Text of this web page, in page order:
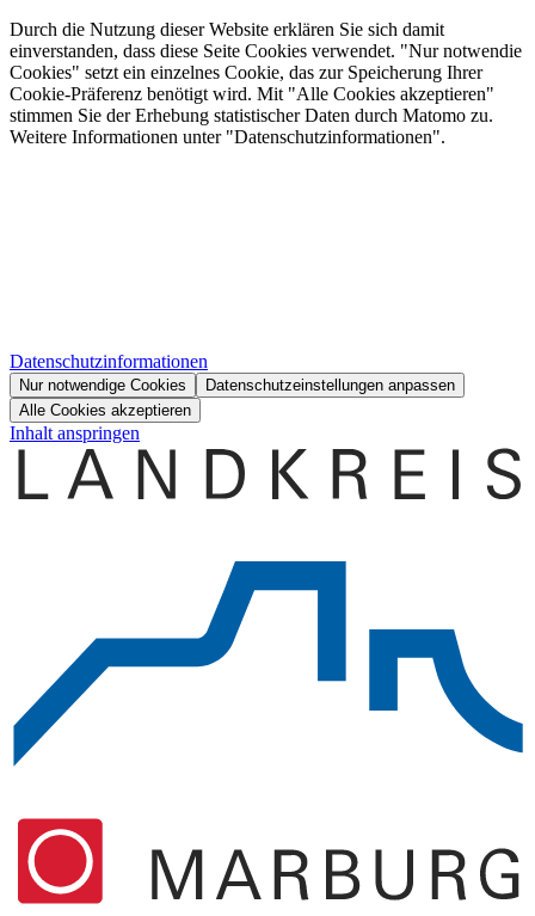
Durch die Nutzung dieser Website erklären Sie sich damit
einverstanden, dass diese Seite Cookies verwendet. "Nur notwendie
Cookies" setzt ein einzelnes Cookie, das zur Speicherung Ihrer
Cookie-Präferenz benötigt wird. Mit "Alle Cookies akzeptieren"
stimmen Sie der Erhebung statistischer Daten durch Matomo zu.
Weitere Informationen unter "Datenschutzinformationen".
Datenschutzinformationen
Nur notwendige Cookies
Datenschutzeinstellungen anpassen
Alle Cookies akzeptieren
Inhalt anspringen